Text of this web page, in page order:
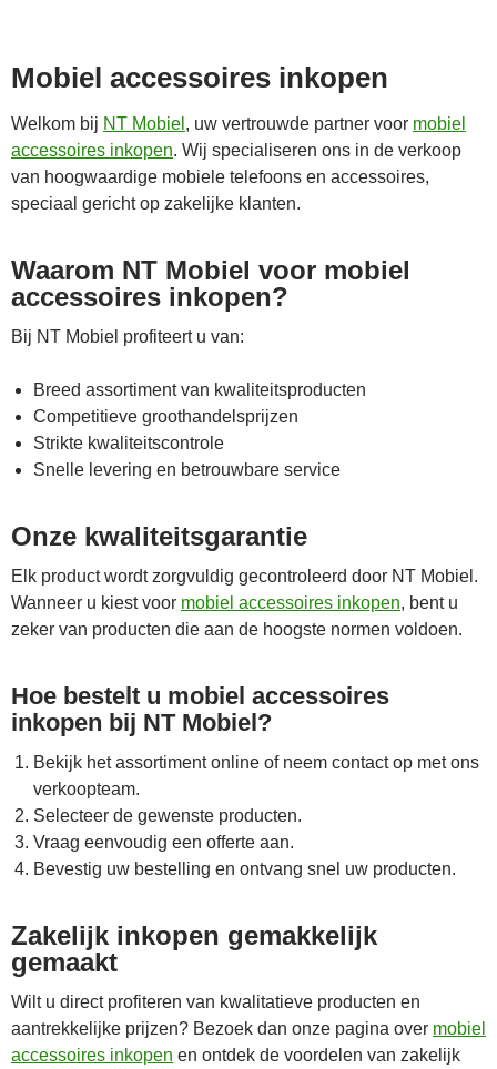
Mobiel accessoires inkopen
Welkom bij NT Mobiel , uw vertrouwde partner voor mobiel
accessoires inkopen. Wij specialiseren ons in de verkoop
van hoogwaardige mobiele telefoons en accessoires,
speciaal gericht op zakelijke klanten.
Waarom NT Mobiel voor mobiel
accessoires inkopen?
Bij NT Mobiel profiteert u van:
Breed assortiment van kwaliteitsproducten
Competitieve groothandelsprijzen
Strikte kwaliteitscontrole
Snelle levering en betrouwbare service
Onze kwaliteitsgarantie
Elk product wordt zorgvuldig gecontroleerd door NT Mobiel.
Wanneer u kiest voor mobiel accessoires inkopen, bent u
zeker van producten die aan de hoogste normen voldoen.
Hoe bestelt u mobiel accessoires
inkopen bij NT Mobiel?
Bekijk het assortiment online of neem contact op met ons
verkoopteam.
Selecteer de gewenste producten.
Vraag eenvoudig een offerte aan.
Bevestig uw bestelling en ontvang snel uw producten.
Zakelijk inkopen gemakkelijk
gemaakt
Wilt u direct profiteren van kwalitatieve producten en
aantrekkelijke prijzen? Bezoek dan onze pagina over mobiel
accessoires inkopen en ontdek de voordelen van zakelijk